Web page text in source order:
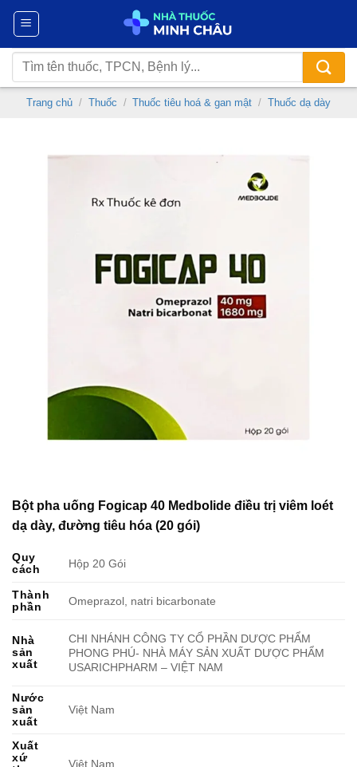
Chuyển
nội
dung
Tìm
kiếm:
Trang chủ / Thuốc / Thuốc tiêu hoá & gan mật / Thuốc dạ dày
Bột pha uống Fogicap 40 Medbolide điều trị viêm loét
dạ dày, đường tiêu hóa (20 gói)
Quy
cách
Hộp 20 Gói
Thành
phần
Omeprazol, natri bicarbonate
Nhà
sản
xuất
CHI NHÁNH CÔNG TY CỔ PHẦN DƯỢC PHẨM
PHONG PHÚ- NHÀ MÁY SẢN XUẤT DƯỢC PHẨM
USARICHPHARM – VIỆT NAM
Nước
sản
xuất
Việt Nam
Xuất
xứ
Việt Nam